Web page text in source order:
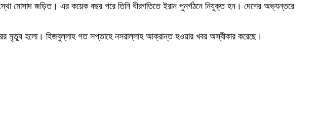
মোসাদ জড়িত। এর কয়েক বছর পরে তিনি ধীরগতিতে ইরান পুনর্গঠনে নিযুক্ত হন। দেশের অভ্যন্তরে
মৃত্যু হলো। হিজবুল্লাহ গত সপ্তাহে নসরাল্লাহ আক্রান্ত হওয়ার খবর অস্বীকার করেছে।